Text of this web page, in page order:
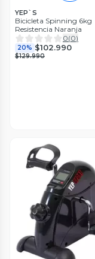
YEP`S
Bicicleta Spinning 6kg
Resistencia Naranja
0(0)
20% $102.990
$129.990